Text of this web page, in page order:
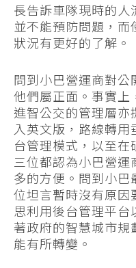
長告訴車隊現時的
並不能預防問題，
狀況有更好的了解。
問到小巴營運商對
他們屬正面。事實上
進智公交的管理層
入英文版，路線轉
台管理模式，以至在
三位都認為小巴營
多的方便。問到小巴
位坦言暫時沒有原
思利用後台管理平
著政府的智慧城市
能有所轉變。